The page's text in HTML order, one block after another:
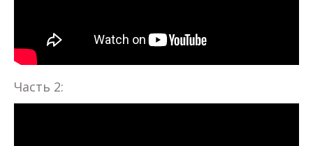
Часть 2: